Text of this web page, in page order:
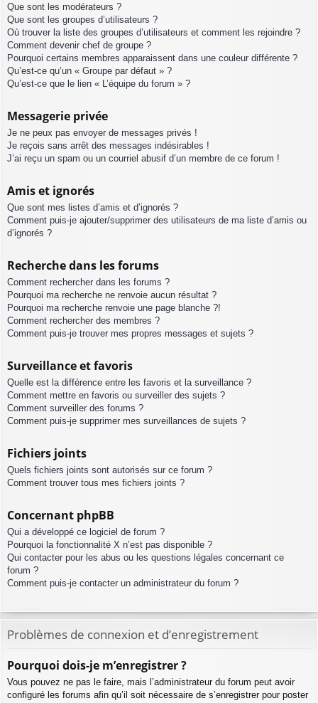
Que sont les modérateurs ?
Que sont les groupes d’utilisateurs ?
Où trouver la liste des groupes d’utilisateurs et comment les rejoindre ?
Comment devenir chef de groupe ?
Pourquoi certains membres apparaissent dans une couleur différente ?
Qu’est-ce qu’un « Groupe par défaut » ?
Qu’est-ce que le lien « L’équipe du forum » ?
Messagerie privée
Je ne peux pas envoyer de messages privés !
Je reçois sans arrêt des messages indésirables !
J’ai reçu un spam ou un courriel abusif d’un membre de ce forum !
Amis et ignorés
Que sont mes listes d’amis et d’ignorés ?
Comment puis-je ajouter/supprimer des utilisateurs de ma liste d’amis ou
d’ignorés ?
Recherche dans les forums
Comment rechercher dans les forums ?
Pourquoi ma recherche ne renvoie aucun résultat ?
Pourquoi ma recherche renvoie une page blanche ?!
Comment rechercher des membres ?
Comment puis-je trouver mes propres messages et sujets ?
Surveillance et favoris
Quelle est la différence entre les favoris et la surveillance ?
Comment mettre en favoris ou surveiller des sujets ?
Comment surveiller des forums ?
Comment puis-je supprimer mes surveillances de sujets ?
Fichiers joints
Quels fichiers joints sont autorisés sur ce forum ?
Comment trouver tous mes fichiers joints ?
Concernant phpBB
Qui a développé ce logiciel de forum ?
Pourquoi la fonctionnalité X n’est pas disponible ?
Qui contacter pour les abus ou les questions légales concernant ce
forum ?
Comment puis-je contacter un administrateur du forum ?
Problèmes de connexion et d’enregistrement
Pourquoi dois-je m’enregistrer ?
Vous pouvez ne pas le faire, mais l’administrateur du forum peut avoir
configuré les forums afin qu’il soit nécessaire de s’enregistrer pour poster